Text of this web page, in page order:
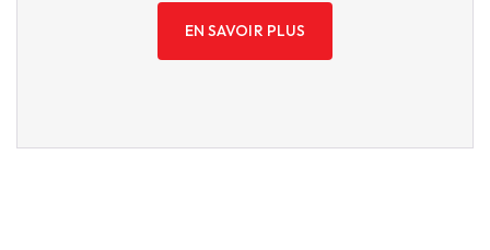
EN SAVOIR PLUS